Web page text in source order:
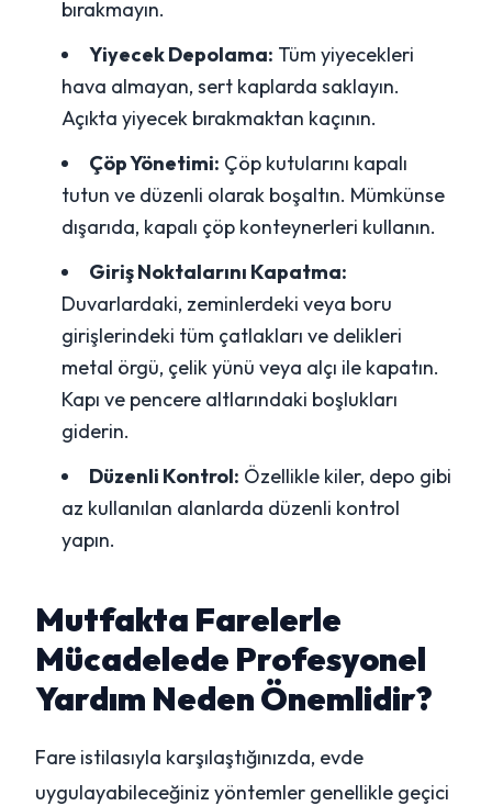
bırakmayın.
Yiyecek Depolama: Tüm yiyecekleri
hava almayan, sert kaplarda saklayın.
Açıkta yiyecek bırakmaktan kaçının.
Çöp Yönetimi: Çöp kutularını kapalı
tutun ve düzenli olarak boşaltın. Mümkünse
dışarıda, kapalı çöp konteynerleri kullanın.
Giriş Noktalarını Kapatma:
Duvarlardaki, zeminlerdeki veya boru
girişlerindeki tüm çatlakları ve delikleri
metal örgü, çelik yünü veya alçı ile kapatın.
Kapı ve pencere altlarındaki boşlukları
giderin.
Düzenli Kontrol: Özellikle kiler, depo gibi
az kullanılan alanlarda düzenli kontrol
yapın.
Mutfakta Farelerle
Mücadelede Profesyonel
Yardım Neden Önemlidir?
Fare istilasıyla karşılaştığınızda, evde
uygulayabileceğiniz yöntemler genellikle geçici